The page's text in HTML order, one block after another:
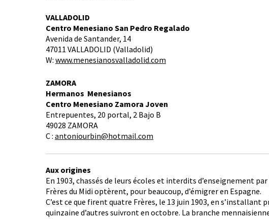
VALLADOLID
Centro Menesiano San Pedro Regalado
Avenida de Santander, 14
47011 VALLADOLID (Valladolid)
W: www.menesianosvalladolid.com
ZAMORA
Hermanos Menesianos
Centro Menesiano Zamora Joven
Entrepuentes, 20 portal, 2 Bajo B
49028 ZAMORA
C : antoniourbin@hotmail.com
Aux origines
En 1903, chassés de leurs écoles et interdits d’enseignement
Frères du Midi optèrent, pour beaucoup, d’émigrer en Espagne.
C’est ce que firent quatre Frères, le 13 juin 1903, en
quinzaine d’autres suivront en octobre. La branche